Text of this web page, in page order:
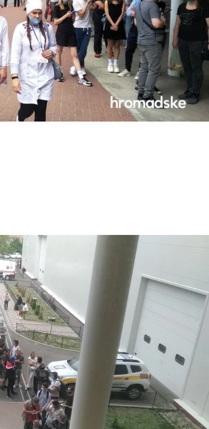
центре в Киеве. 5 июня 2021 года
при входе SMS-сообщение с датой,
они опоздают, то смогут стать в очередь и